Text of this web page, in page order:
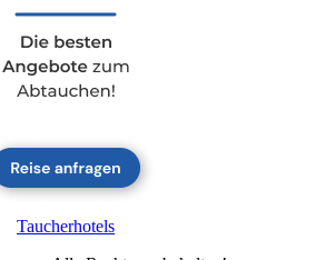
Taucherhotels